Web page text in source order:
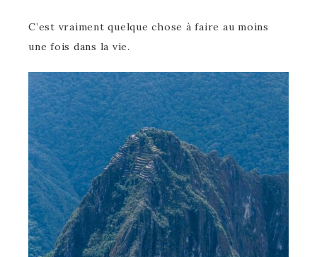
C’est vraiment quelque chose à faire au moins
une fois dans la vie.